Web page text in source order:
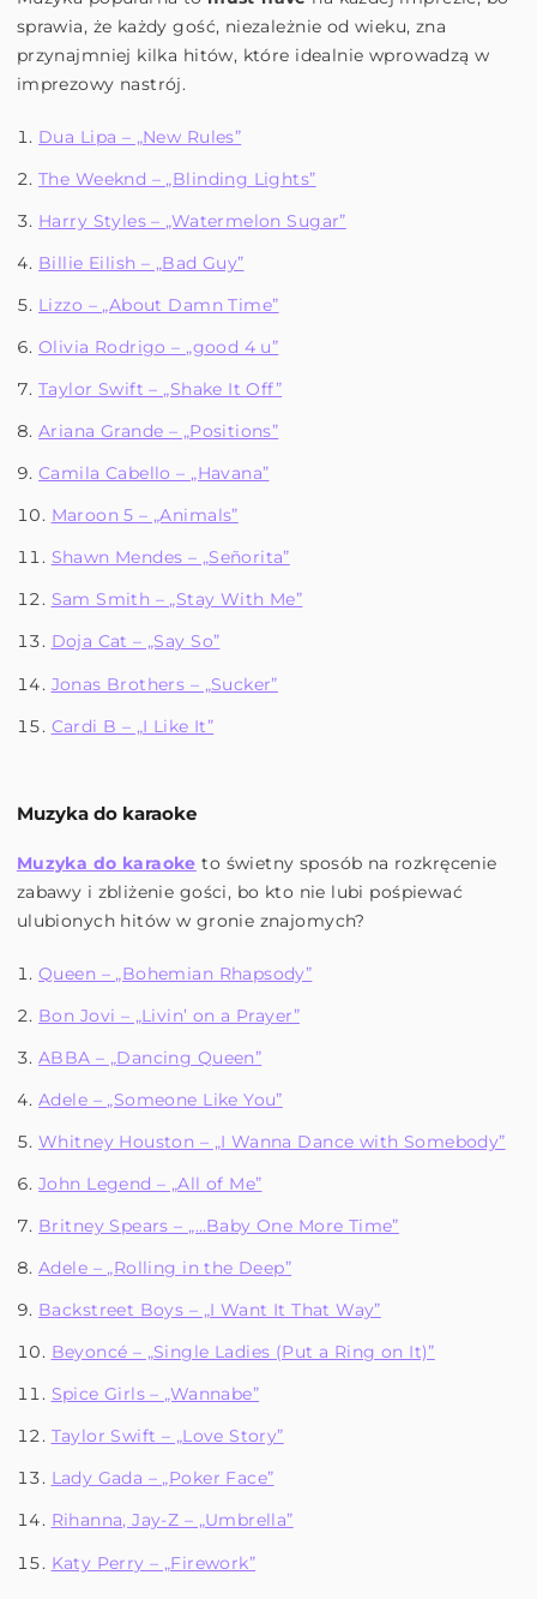
sprawia, że każdy gość, niezależnie od wieku, zna
przynajmniej kilka hitów, które idealnie wprowadzą w
imprezowy nastrój.
Dua Lipa – „New Rules”
The Weeknd – „Blinding Lights”
Harry Styles – „Watermelon Sugar”
Billie Eilish – „Bad Guy”
Lizzo – „About Damn Time”
Olivia Rodrigo – „good 4 u”
Taylor Swift – „Shake It Off”
Ariana Grande – „Positions”
Camila Cabello – „Havana”
Maroon 5 – „Animals”
Shawn Mendes – „Señorita”
Sam Smith – „Stay With Me”
Doja Cat – „Say So”
Jonas Brothers – „Sucker”
Cardi B – „I Like It”
Muzyka do karaoke
Muzyka do karaoke to świetny sposób na rozkręcenie
zabawy i zbliżenie gości, bo kto nie lubi pośpiewać
ulubionych hitów w gronie znajomych?
Queen – „Bohemian Rhapsody”
Bon Jovi – „Livin’ on a Prayer”
ABBA – „Dancing Queen”
Adele – „Someone Like You”
Whitney Houston – „I Wanna Dance with Somebody”
John Legend – „All of Me”
Britney Spears – „…Baby One More Time”
Adele – „Rolling in the Deep”
Backstreet Boys – „I Want It That Way”
Beyoncé – „Single Ladies (Put a Ring on It)”
Spice Girls – „Wannabe”
Taylor Swift – „Love Story”
Lady Gada – „Poker Face”
Rihanna, Jay-Z – „Umbrella”
Katy Perry – „Firework”